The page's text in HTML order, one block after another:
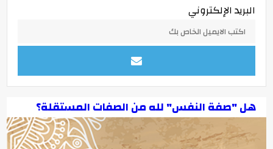
البريد الإلكتروني
هل "صفة النفس" لله من الصفات المستقلة؟